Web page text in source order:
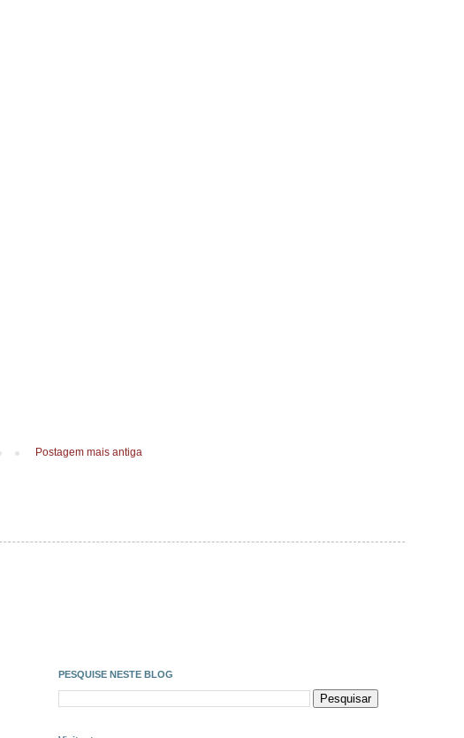
Postagem mais antiga
PESQUISE NESTE BLOG